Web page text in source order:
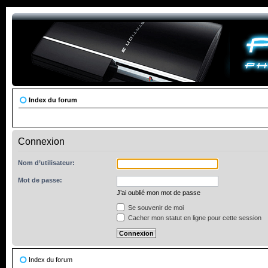
Index du forum
Connexion
Nom d’utilisateur:
Mot de passe:
J’ai oublié mon mot de passe
Se souvenir de moi
Cacher mon statut en ligne pour cette session
Index du forum